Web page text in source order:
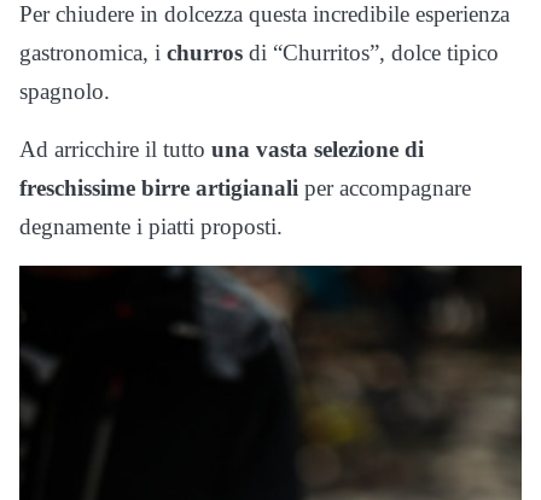
Per chiudere in dolcezza questa incredibile esperienza
gastronomica, i churros di “Churritos”, dolce tipico
spagnolo.
Ad arricchire il tutto una vasta selezione di
freschissime birre artigianali per accompagnare
degnamente i piatti proposti.